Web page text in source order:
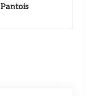
Pantois